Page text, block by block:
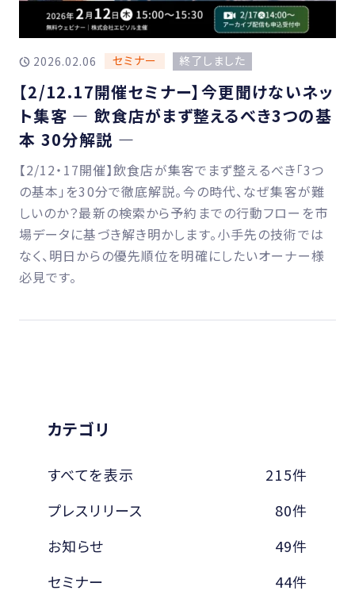
2026.02.06 セミナー 終了しました
【2/12.17開催セミナー】今更聞けないネッ
ト集客 ― 飲食店がまず整えるべき3つの基
本 30分解説 ―
【2/12・17開催】飲食店が集客でまず整えるべき「3つ
の基本」を30分で徹底解説。今の時代、なぜ集客が難
しいのか？最新の検索から予約までの行動フローを市
場データに基づき解き明かします。小手先の技術では
なく、明日からの優先順位を明確にしたいオーナー様
必見です。
カテゴリ
すべてを表示
215件
プレスリリース
80件
お知らせ
49件
セミナー
44件